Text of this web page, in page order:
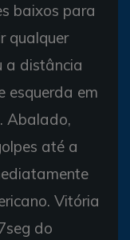
baixos para
qualquer
a distância
esquerda em
Abalado,
até a
Vitória
do